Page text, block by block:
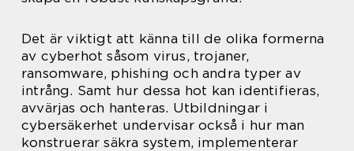
Det är viktigt att känna till de olika formerna
av cyberhot såsom virus, trojaner,
ransomware, phishing och andra typer av
intrång. Samt hur dessa hot kan identifieras,
avvärjas och hanteras. Utbildningar i
cybersäkerhet undervisar också i hur man
konstruerar säkra system, implementerar